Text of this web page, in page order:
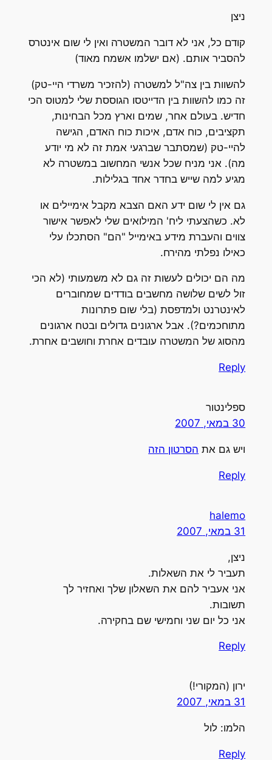
ניצן
קודם כל, אני לא דובר המשטרה ואין לי שום אינטרס
להסביר אותם. (אם ישלמו אשמח מאוד)
להשוות בין צה"ל למשטרה (להזכיר משרדי היי-טק)
זה כמו להשוות בין הדייטסו הגוססת שלי למטוס הכי
חדיש. בעולם אחר, שמים וארץ מכל הבחינות,
תקציבים, כוח אדם, איכות כוח האדם, הגישה
להיי-טק (שמסתבר שברגעי אמת זה לא מי יודע
מה). אני מניח שכל אנשי המחשוב במשטרה לא
מגיע למה שייש בחדר אחד בגלילות.
גם אין לי שום ידע האם הצבא מקבל אימיילים או
לא. כשהצעתי ליח' המילואים שלי לאפשר אישור
צווים והעברת מידע באימייל "הם" הסתכלו עלי
כאילו נפלתי מהירח.
מה הם יכולים לעשות זה גם לא משמעותי (לא הכי
זול לשים שלושה מחשבים בודדים שמחוברים
לאינטרנט ולמדפסת (בלי שום פתרונות
מתוחכמים?). אבל ארגונים גדולים ובטח ארגונים
מהסוג של המשטרה עובדים אחרת וחושבים אחרת.
Reply
ספלינטור
30 במאי, 2007
ויש גם את הסרטון הזה
Reply
halemo
31 במאי, 2007
ניצן,
תעביר לי את השאלות.
אני אעביר להם את השאלון שלך ואחזיר לך
תשובות.
אני כל יום שני וחמישי שם בחקירה.
Reply
ירון (המקורי!)
31 במאי, 2007
הלמו: לול
Reply